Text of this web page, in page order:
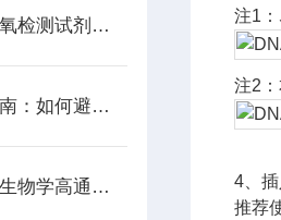
确保准确性：活性氧检测试剂盒的使用注意事项
快速内切酶使用指南：如何避免星状活性与提高特异性？
快速内切酶在合成生物学高通量构建中的优势
注1
注2
4、
推荐